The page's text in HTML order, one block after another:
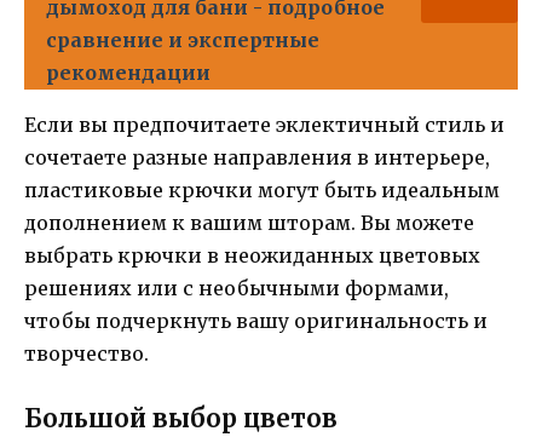
дымоход для бани - подробное
сравнение и экспертные
рекомендации
Если вы предпочитаете эклектичный стиль и
сочетаете разные направления в интерьере,
пластиковые крючки могут быть идеальным
дополнением к вашим шторам. Вы можете
выбрать крючки в неожиданных цветовых
решениях или с необычными формами,
чтобы подчеркнуть вашу оригинальность и
творчество.
Большой выбор цветов